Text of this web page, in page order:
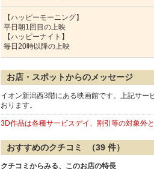
【ハッピーモーニング】
平日朝1回目の上映
【ハッピーナイト】
毎日20時以降の上映
お店・スポットからのメッセージ
イオン新潟西3階にある映画館です。上記サ
おります。
3D作品は各種サービスデイ、割引等の対象外
おすすめのクチコミ （39 件）
クチコミからみる、このお店の特長